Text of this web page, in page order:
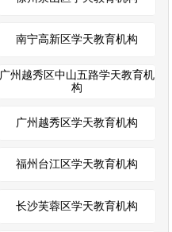
南宁高新区学天教育机构
广州越秀区中山五路学天教育机
构
广州越秀区学天教育机构
福州台江区学天教育机构
长沙芙蓉区学天教育机构